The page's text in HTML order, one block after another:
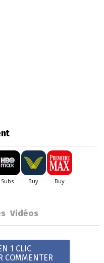
Vidéos
1 CLIC
COMMENTER